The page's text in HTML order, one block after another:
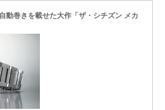
動巻きを載せた大作「ザ・シチズン メカ